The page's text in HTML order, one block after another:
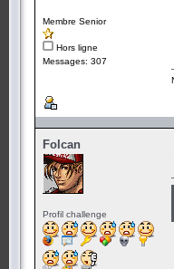
Membre Senior
Hors ligne
Messages: 307
Folcan
Profil challenge